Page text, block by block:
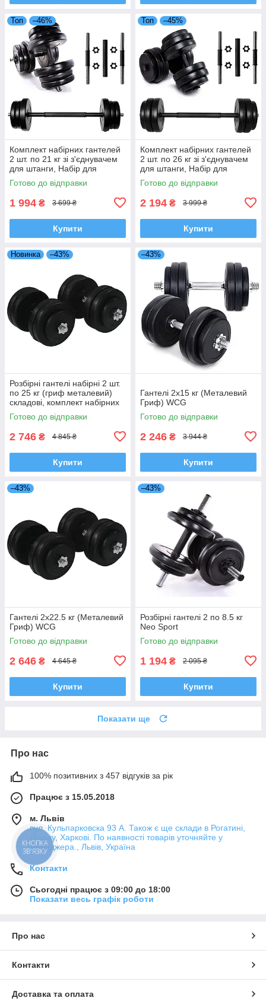
Топ –46%
Комплект набірних гантелей
2 шт. по 21 кг зі з'єднувачем
для штанги, Набір для
тренувань удома зі змінною
вагою Neo Sport
Готово до відправки
1 994 ₴ 3 699 ₴
Купити
Топ –45%
Комплект набірних гантелей
2 шт. по 26 кг зі з'єднувачем
для штанги, Набір для
тренувань удома зі змінною
вагою Neo Sport
Готово до відправки
2 194 ₴ 3 999 ₴
Купити
Новинка –43%
Розбірні гантелі набірні 2 шт.
по 25 кг (гриф металевий)
складові, комплект набірних
гантелей WCG
Готово до відправки
2 746 ₴ 4 845 ₴
Купити
–43%
Гантелі 2х15 кг (Металевий
Гриф) WCG
Готово до відправки
2 246 ₴ 3 944 ₴
Купити
–43%
Гантелі 2х22.5 кг (Металевий
Гриф) WCG
Готово до відправки
2 646 ₴ 4 645 ₴
Купити
–43%
Розбірні гантелі 2 по 8.5 кг
Neo Sport
Готово до відправки
1 194 ₴ 2 095 ₴
Купити
Показати ще
Про нас
100% позитивних з 457 відгуків за рік
Працює з 15.05.2018
м. Львів
вул. Кульпарковска 93 А. Також є ще склади в Рогатині,
Луцьку, Харкові. По наявності товарів уточняйте у
менеджера., Львів, Україна
Контакти
Сьогодні працює з 09:00 до 18:00
Показати весь графік роботи
Про нас
Контакти
Доставка та оплата
КНОПКА
ЗВ'ЯЗКУ